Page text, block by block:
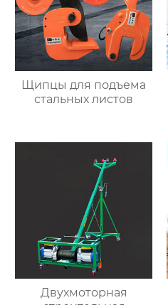
Щипцы для подъема
стальных листов
Двухмоторная